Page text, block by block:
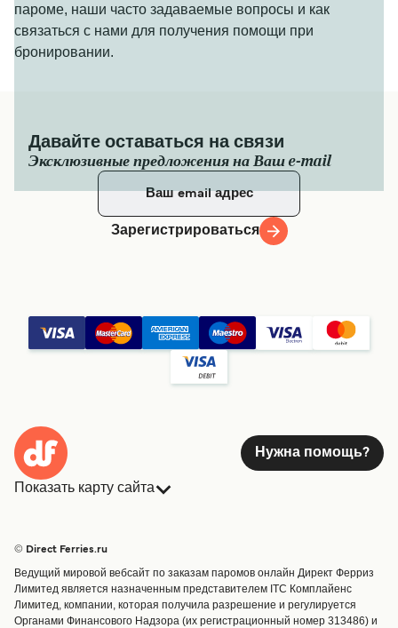
пароме, наши часто задаваемые вопросы и как
связаться с нами для получения помощи при
бронировании.
Давайте оставаться на связи
Эксклюзивные предложения на Ваш e-mail
Зарегистрироваться
Нужна помощь?
Показать карту сайта
Страны
Обслуживание клиентов
Операторы
Маршруты и порты
Грузоперевозки
© Direct Ferries.ru
Ведущий мировой вебсайт по заказам паромов онлайн Директ Ферриз
Лимитед является назначенным представителем ITC Комплайенс
Лимитед, компании, которая получила разрешение и регулируется
Органами Финансового Надзора (их регистрационный номер 313486) и